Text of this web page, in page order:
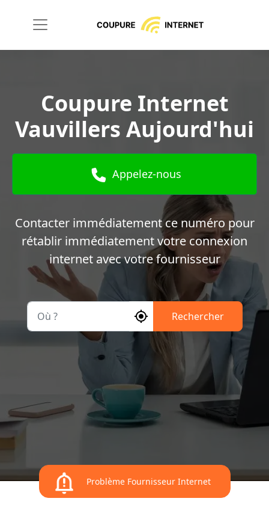
Coupure Internet
Vauvillers Aujourd'hui
Appelez-nous
Contacter immédiatement ce numéro pour
rétablir immédiatement votre connexion
internet avec votre fournisseur
Rechercher
Problème Fournisseur Internet